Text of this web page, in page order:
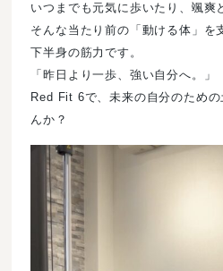
いつまでも元気に歩いたり、颯爽
そんな当たり前の「動ける体」を
下半身の筋力です。
「昨日より一歩、強い自分へ。」
Red Fit 6で、未来の自分のため
んか？